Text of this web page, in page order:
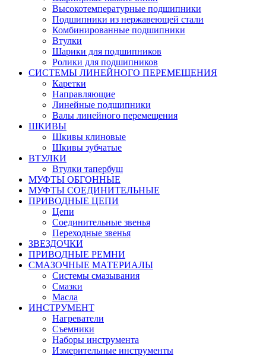
Высокотемпературные подшипники
Подшипники из нержавеющей стали
Комбинированные подшипники
Втулки
Шарики для подшипников
Ролики для подшипников
СИСТЕМЫ ЛИНЕЙНОГО ПЕРЕМЕЩЕНИЯ
Каретки
Направляющие
Линейные подшипники
Валы линейного перемещения
ШКИВЫ
Шкивы клиновые
Шкивы зубчатые
ВТУЛКИ
Втулки тапербуш
МУФТЫ ОБГОННЫЕ
МУФТЫ СОЕДИНИТЕЛЬНЫЕ
ПРИВОДНЫЕ ЦЕПИ
Цепи
Соединительные звенья
Переходные звенья
ЗВЕЗДОЧКИ
ПРИВОДНЫЕ РЕМНИ
СМАЗОЧНЫЕ МАТЕРИАЛЫ
Системы смазывания
Смазки
Масла
ИНСТРУМЕНТ
Нагреватели
Съемники
Наборы инструмента
Измерительные инструменты